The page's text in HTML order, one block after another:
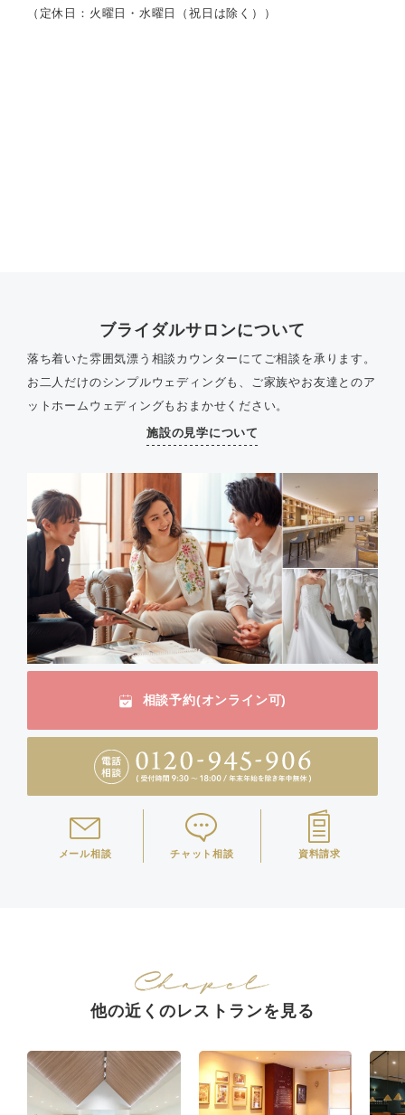
（定休日：火曜日・水曜日（祝日は除く））
ブライダルサロンについて
落ち着いた雰囲気漂う相談カウンターにてご相談を承ります。
お二人だけのシンプルウェディングも、ご家族やお友達とのア
ットホームウェディングもおまかせください。
施設の見学について
相談予約(オンライン可)
メール相談 チャット相談 資料請求
他の近くのレストランを見る